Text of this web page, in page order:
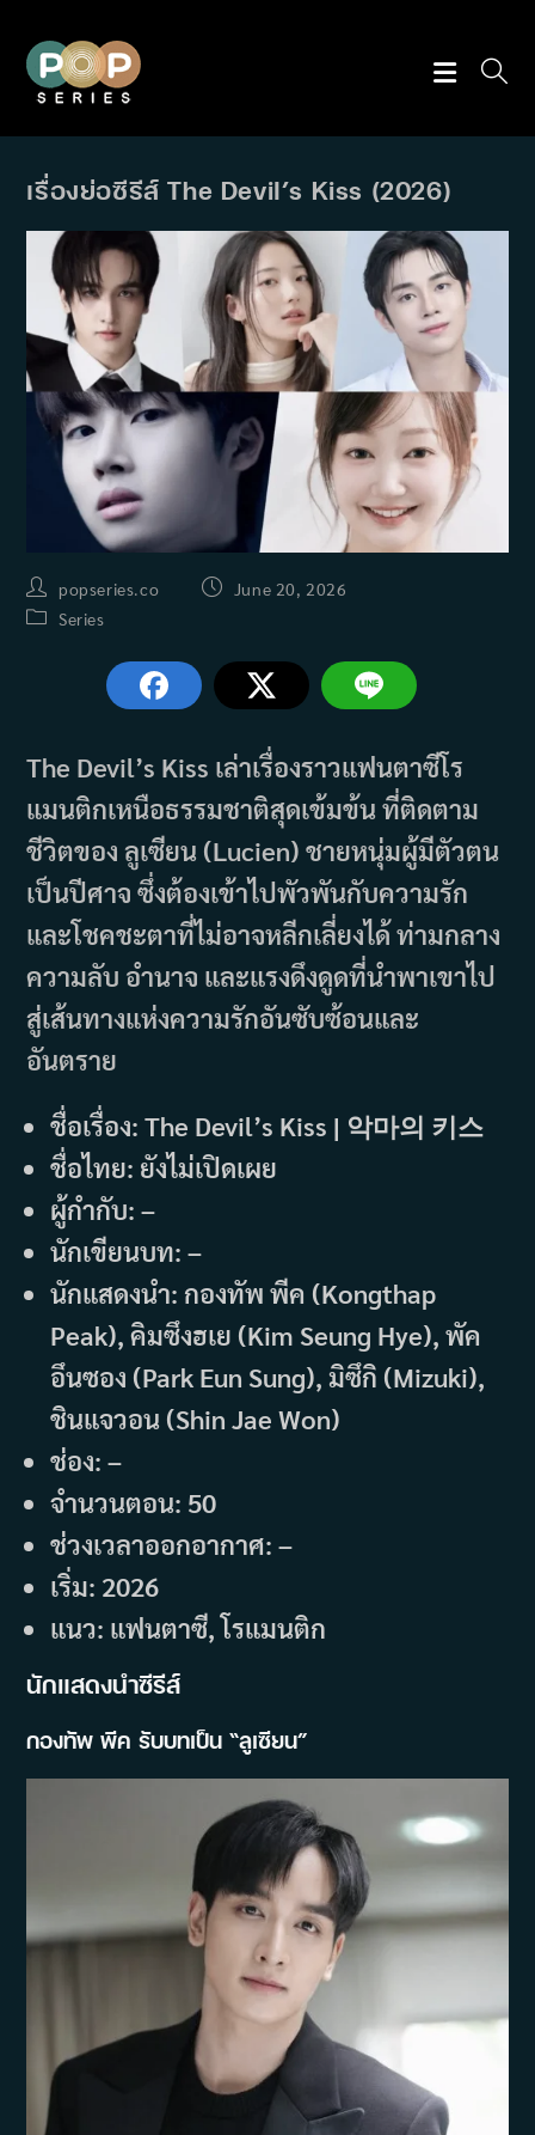
content
เรื่องย่อซีรีส์ The Devil’s Kiss (2026)
Post
author:
popseries.co
Post June 20, 2026
PostSeries
The Devil’s Kiss เล่าเรื่องราวแฟนตาซีโร
แมนติกเหนือธรรมชาติสุดเข้มข้น ที่ติดตาม
ชีวิตของ ลูเซียน (Lucien) ชายหนุ่มผู้มีตัวตน
เป็นปีศาจ ซึ่งต้องเข้าไปพัวพันกับความรัก
และโชคชะตาที่ไม่อาจหลีกเลี่ยงได้ ท่ามกลาง
ความลับ อำนาจ และแรงดึงดูดที่นำพาเขาไป
สู่เส้นทางแห่งความรักอันซับซ้อนและ
อันตราย
ชื่อเรื่อง: The Devil’s Kiss | 악마의 키스
ชื่อไทย: ยังไม่เปิดเผย
ผู้กำกับ: –
นักเขียนบท: –
นักแสดงนำ: กองทัพ พีค (Kongthap
Peak), คิมซึงฮเย (Kim Seung Hye), พัค
อึนซอง (Park Eun Sung), มิซึกิ (Mizuki),
ชินแจวอน (Shin Jae Won)
ช่อง: –
จำนวนตอน: 50
ช่วงเวลาออกอากาศ: –
เริ่ม: 2026
แนว: แฟนตาซี, โรแมนติก
นักแสดงนำซีรีส์
กองทัพ พีค รับบทเป็น “ลูเซียน”